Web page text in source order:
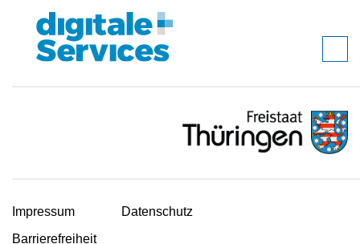
Impressum
Datenschutz
Barrierefreiheit